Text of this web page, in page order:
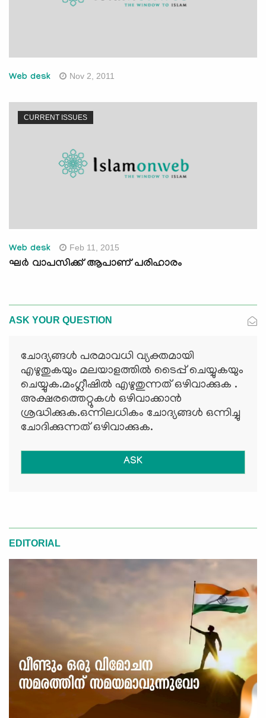
Web desk Nov 2, 2011
CURRENT ISSUES
Web desk Feb 11, 2015
ഘര്‍ വാപസിക്ക് ആപാണ് പരിഹാരം
ASK YOUR QUESTION
ചോദ്യങ്ങള്‍ പരമാവധി വ്യക്തമായി
എഴുതുകയും മലയാളത്തില്‍ ടൈപ്പ് ചെയ്യുകയും
ചെയ്യുക.മംഗ്ലീഷില്‍ എഴുതുന്നത് ഒഴിവാക്കുക .
അക്ഷരത്തെറ്റുകള്‍ ഒഴിവാക്കാന്‍
ശ്രദ്ധിക്കുക.ഒന്നിലധികം ചോദ്യങ്ങള്‍ ഒന്നിച്ചു
ചോദിക്കുന്നത് ഒഴിവാക്കുക.
ASK
EDITORIAL